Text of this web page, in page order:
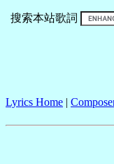
搜索本站歌詞
Lyrics Home |